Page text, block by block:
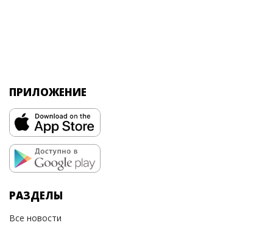
ПРИЛОЖЕНИЕ
РАЗДЕЛЫ
Все новости